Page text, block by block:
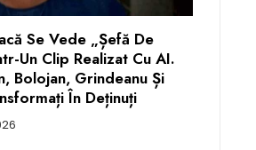
Se Vede „șefă De
Un Clip Realizat Cu AI.
Bolojan, Grindeanu Și
În Deținuți